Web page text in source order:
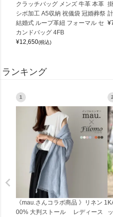
クラッチバッグ メンズ 牛革 本革
シボ加工 A5収納 祝儀袋 冠婚葬祭
結婚式 ループ革紐 フォーマル セ
カンドバッグ 4FB
¥12,650(税込)
¥
ランキング
1
《mau.さんコラボ商品 》リネン 1
00% 大判ストール レディース
2